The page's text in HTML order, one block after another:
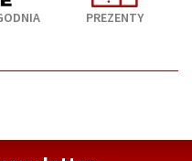
PREZENTY